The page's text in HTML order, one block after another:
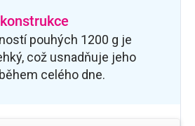
pouhých 1200 g je
což usnadňuje jeho
celého dne.